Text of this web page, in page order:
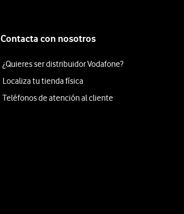
Contacta con nosotros
¿Quieres ser distribuidor Vodafone?
Localiza tu tienda física
Teléfonos de atención al cliente